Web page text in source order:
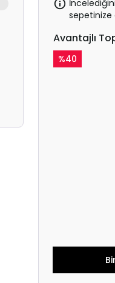
sepetinize
Avantajlı
%40